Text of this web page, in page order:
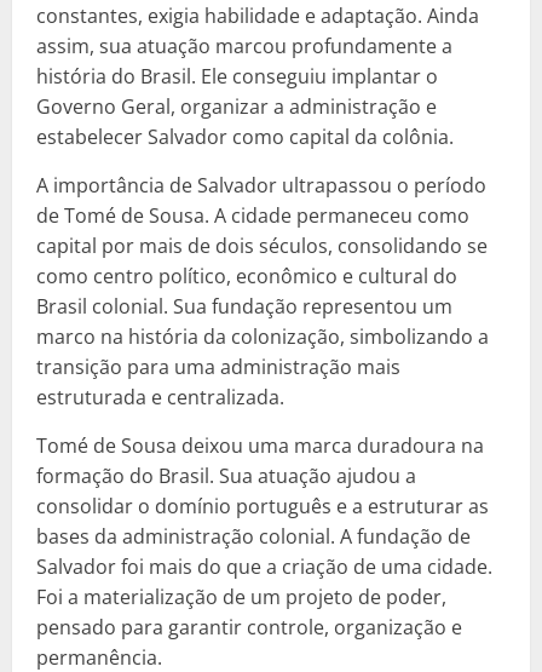
constantes, exigia habilidade e adaptação. Ainda
assim, sua atuação marcou profundamente a
história do Brasil. Ele conseguiu implantar o
Governo Geral, organizar a administração e
estabelecer Salvador como capital da colônia.
A importância de Salvador ultrapassou o período
de Tomé de Sousa. A cidade permaneceu como
capital por mais de dois séculos, consolidando se
como centro político, econômico e cultural do
Brasil colonial. Sua fundação representou um
marco na história da colonização, simbolizando a
transição para uma administração mais
estruturada e centralizada.
Tomé de Sousa deixou uma marca duradoura na
formação do Brasil. Sua atuação ajudou a
consolidar o domínio português e a estruturar as
bases da administração colonial. A fundação de
Salvador foi mais do que a criação de uma cidade.
Foi a materialização de um projeto de poder,
pensado para garantir controle, organização e
permanência.